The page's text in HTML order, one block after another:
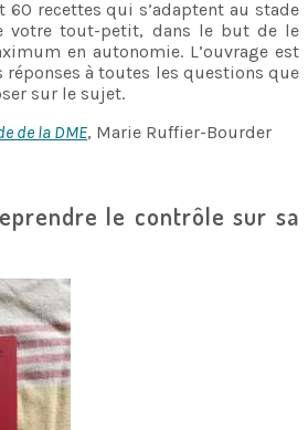
60 recettes qui s’adaptent au stade
votre tout-petit, dans le but de le
en autonomie. L’ouvrage est
réponses à toutes les questions que
sur le sujet.
de la DME, Marie Ruffier-Bourder
le contrôle sur sa